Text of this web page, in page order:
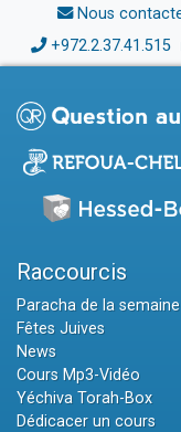
Nous
+972.2.37.41.515
Raccourcis
Paracha de la semaine
Fêtes Juives
News
Cours Mp3-Vidéo
Yéchiva Torah-Box
Dédicacer un cours